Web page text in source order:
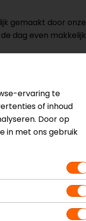
door
dag even
H2O
ervaring te
of inhoud
Door op
in met ons gebruik